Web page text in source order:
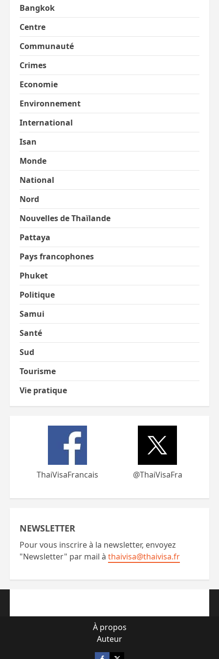
Bangkok
Centre
Communauté
Crimes
Economie
Environnement
International
Isan
Monde
National
Nord
Nouvelles de Thaïlande
Pattaya
Pays francophones
Phuket
Politique
Samui
Santé
Sud
Tourisme
Vie pratique
ThaiVisaFrancais @ThaiVisaFra
NEWSLETTER
Pour vous inscrire à la newsletter, envoyez
"Newsletter" par mail à thaivisa@thaivisa.fr
À propos
Auteur